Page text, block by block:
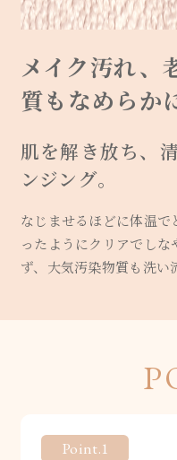
メイク汚れ、
質もなめらか
肌を解き放ち、
ンジング。
なじませるほどに体温
ったようにクリアでし
ず、大気汚染物質も洗い
Point.1